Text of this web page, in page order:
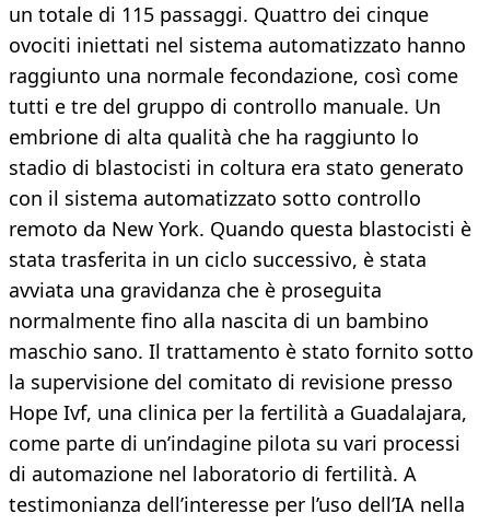
un totale di 115 passaggi. Quattro dei cinque
ovociti iniettati nel sistema automatizzato hanno
raggiunto una normale fecondazione, così come
tutti e tre del gruppo di controllo manuale. Un
embrione di alta qualità che ha raggiunto lo
stadio di blastocisti in coltura era stato generato
con il sistema automatizzato sotto controllo
remoto da New York. Quando questa blastocisti è
stata trasferita in un ciclo successivo, è stata
avviata una gravidanza che è proseguita
normalmente fino alla nascita di un bambino
maschio sano. Il trattamento è stato fornito sotto
la supervisione del comitato di revisione presso
Hope Ivf, una clinica per la fertilità a Guadalajara,
come parte di un’indagine pilota su vari processi
di automazione nel laboratorio di fertilità. A
testimonianza dell’interesse per l’uso dell’IA nella